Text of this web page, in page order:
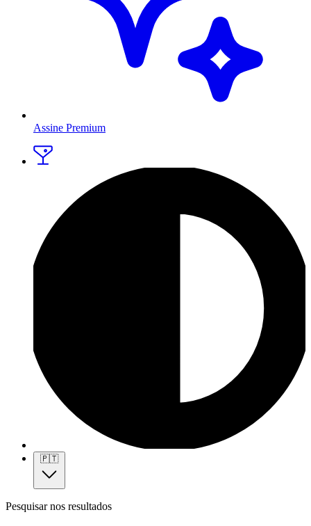
Assine Premium
🇵🇹
Pesquisar nos resultados